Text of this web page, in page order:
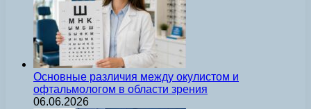
Основные различия между окулистом и
офтальмологом в области зрения
06.06.2026